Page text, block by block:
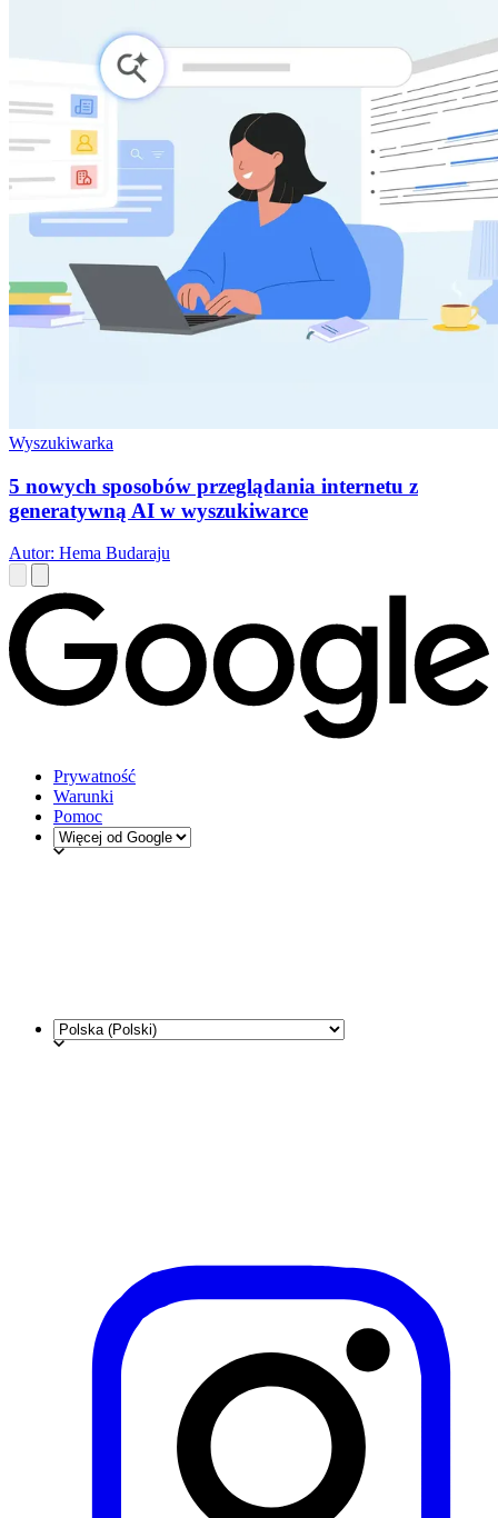
Wyszukiwarka
5 nowych sposobów przeglądania internetu z
generatywną AI w wyszukiwarce
Autor: Hema Budaraju
Prywatność
Warunki
Pomoc